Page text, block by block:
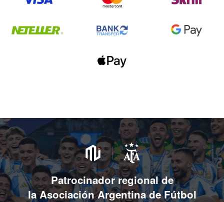
Patrocinador regional de
la Asociación Argentina de Fútbol